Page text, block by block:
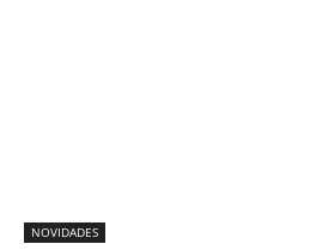
NOVIDADES